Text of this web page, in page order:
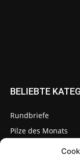
BELIEBTE
Rundbriefe
Pilze des Monats